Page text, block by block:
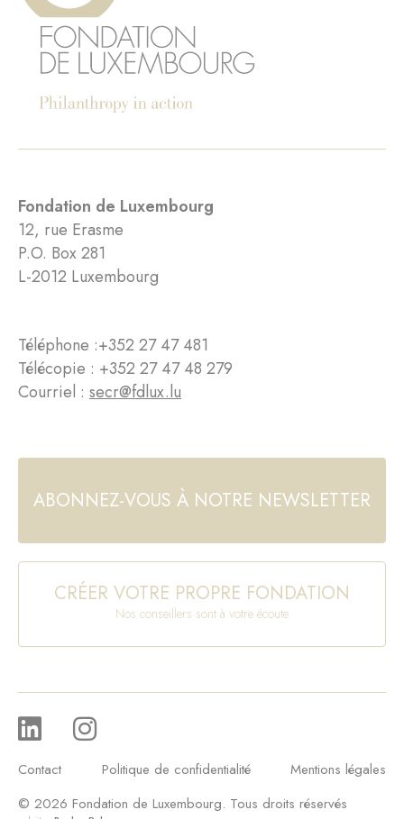
Fondation de Luxembourg
12, rue Erasme
P.O. Box 281
L-2012 Luxembourg
Téléphone :+352 27 47 481
Télécopie : +352 27 47 48 279
Courriel : secr@fdlux.lu
ABONNEZ-VOUS À NOTRE NEWSLETTER
CRÉER VOTRE PROPRE FONDATION
Nos conseillers sont à votre écoute
Contact Politique de confidentialité
Mentions légales
© 2026 Fondation de Luxembourg. Tous droits réservés